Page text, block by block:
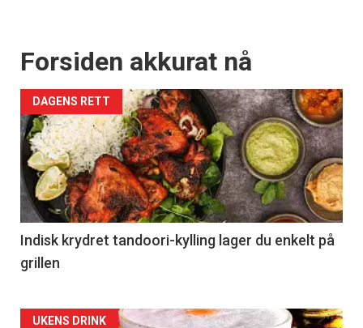
Forsiden akkurat nå
DAGENS RETT
Indisk krydret tandoori-kylling lager du enkelt på
grillen
UKENS DRINK